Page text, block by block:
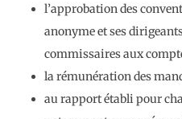
l’approbation des
anonyme et ses
commissaires aux
la rémunération des
au rapport établi pour